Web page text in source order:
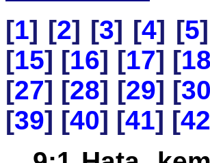
[1] [2] [3] [4] [5
[15] [16] [17] [18
[27] [28] [29] [30
[39] [40] [41] [42